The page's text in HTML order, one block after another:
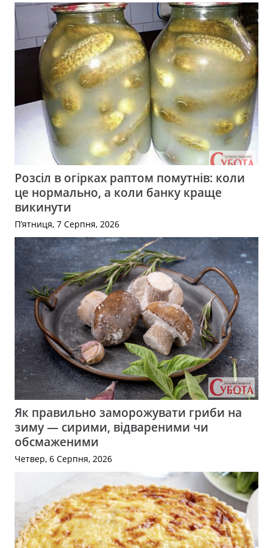
Розсіл в огірках раптом помутнів: коли
це нормально, а коли банку краще
викинути
П’ятниця, 7 Серпня, 2026
Як правильно заморожувати гриби на
зиму — сирими, відвареними чи
обсмаженими
Четвер, 6 Серпня, 2026